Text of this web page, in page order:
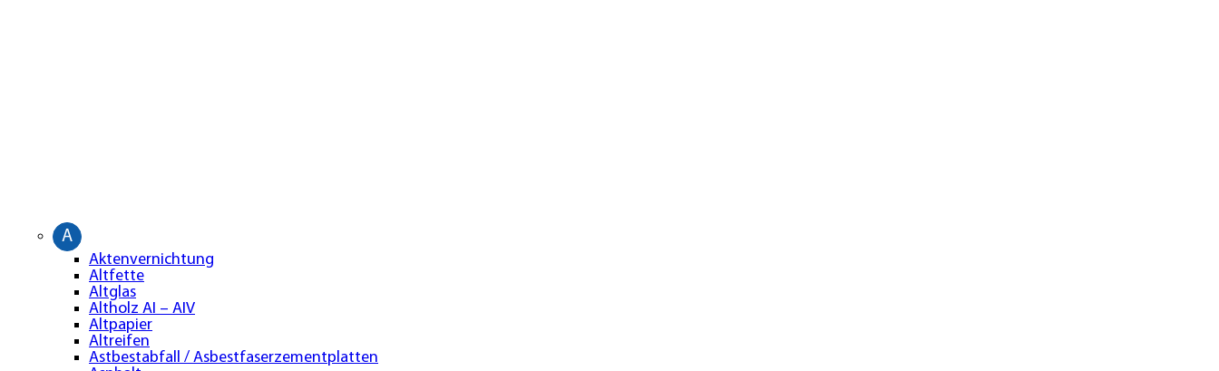
A
Aktenvernichtung
Altfette
Altglas
Altholz AI – AIV
Altpapier
Altreifen
Astbestabfall / Asbestfaserzementplatten